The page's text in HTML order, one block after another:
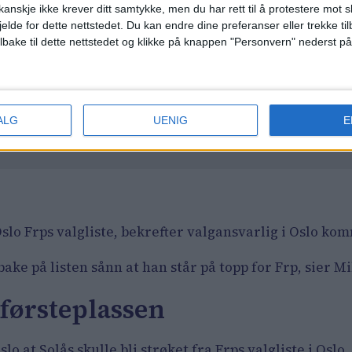
ikke krever ditt samtykke, men du har rett til å protestere mot
for dette nettstedet. Du kan endre dine preferanser eller trekke
til dette nettstedet og klikke på knappen "Personvern" nederst på
UENIG
i Oslo tar ikke klage til
fra Frp-lista
Frps valgliste, bekrefter valgansvarlig i Oslo
på listen sånn at han står på topp for Frp, sier